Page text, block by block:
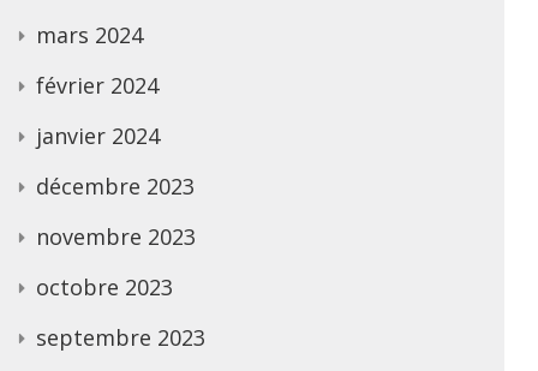
mars 2024
février 2024
janvier 2024
décembre 2023
novembre 2023
octobre 2023
septembre 2023